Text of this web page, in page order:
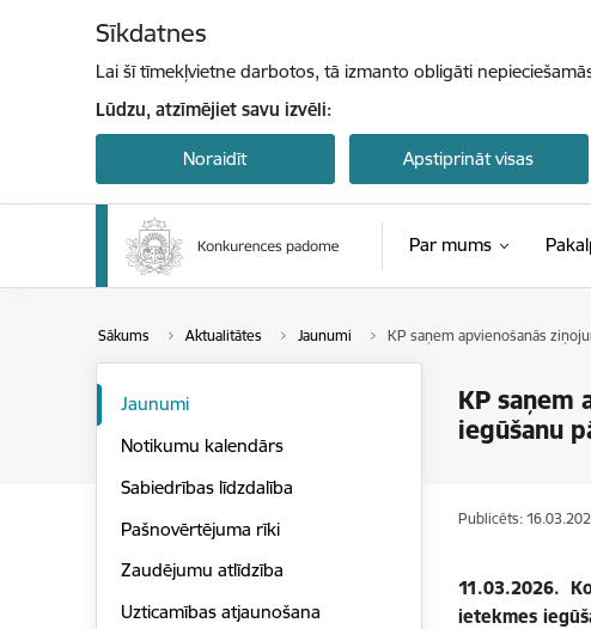
Sīkdatnes
Lai šī tīmekļvietne darbotos, tā izmanto obligāti
Lūdzu, atzīmējiet savu izvēli:
Noraidīt Apstiprināt visas
Par mums
Sākums Aktualitātes Jaunumi KP saņem apvienošanās
KP saņem
iegūšanu
Jaunumi
Notikumu kalendārs
Sabiedrības līdzdalība
Pašnovērtējuma rīki
Zaudējumu atlīdzība
Uzticamības atjaunošana
Publicēts:
11.03.2026.
ietekmes